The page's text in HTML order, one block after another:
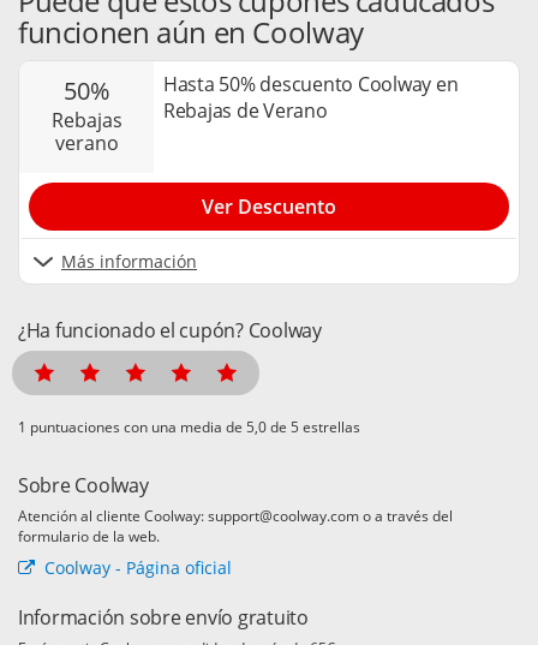
funcionen aún en Coolway
50%
rebajas
verano
Hasta 50% descuento Coolway en
Rebajas de Verano
Más información
Ver Descuento
¿Ha funcionado el cupón? Coolway
puntuaciones con una media de de 5 estrellas
Sobre Coolway
Atención al cliente Coolway: support@coolway.com o a través del
formulario de la web.
Coolway - Página oficial
Información sobre envío gratuito